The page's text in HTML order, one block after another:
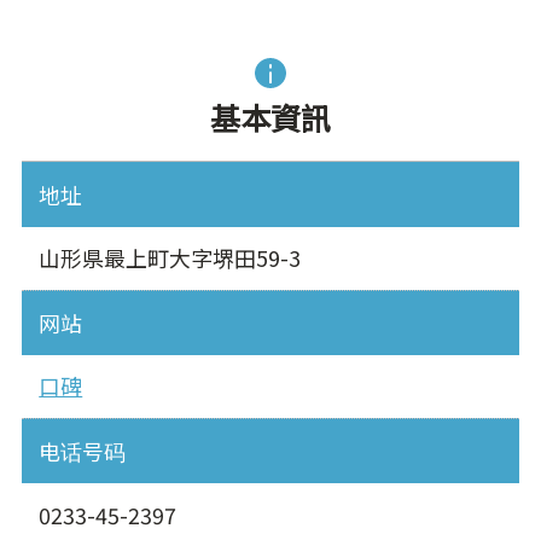
基本資訊
地址
山形県最上町大字堺田59-3
网站
口碑
电话号码
0233-45-2397